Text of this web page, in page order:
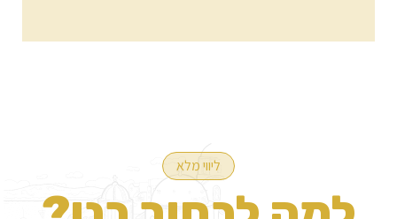
ליווי מלא